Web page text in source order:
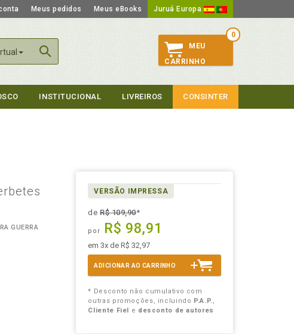
Meus pedidos Meus eBooks Juruá Europa
0
MEU
CARRINHO
INSTITUCIONAL LIVREIROS CONSINTER
GUERRA
VERSÃO IMPRESSA
deR$ 109,90*
por R$ 98,91
em 3x de R$ 32,97
ADICIONAR AO CARRINHO
* Desconto não cumulativo com
outras promoções, incluindo P.A.P.,
Cliente Fiel e desconto de autores